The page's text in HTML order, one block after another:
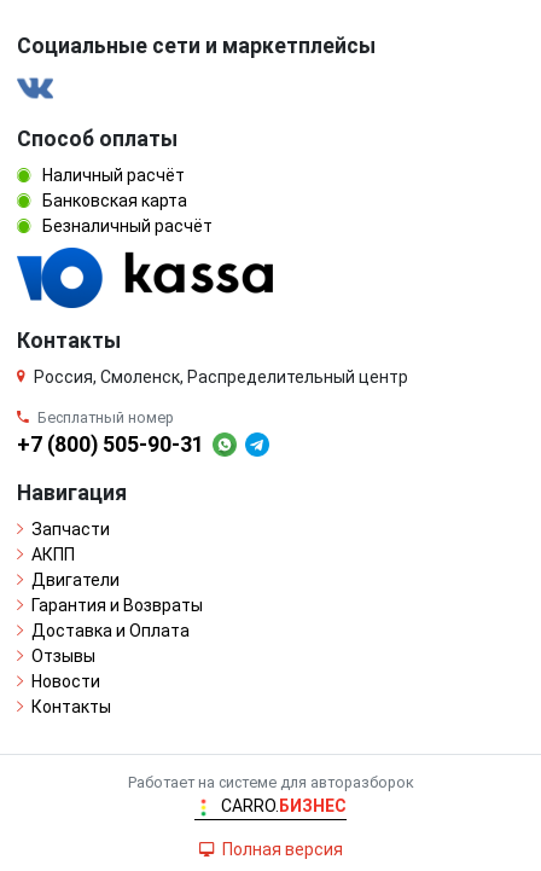
Социальные сети и маркетплейсы
Способ оплаты
Наличный расчёт
Банковская карта
Безналичный расчёт
Контакты
Россия, Смоленск, Распределительный центр
Бесплатный номер
+7 (800) 505-90-31
Навигация
Запчасти
АКПП
Двигатели
Гарантия и Возвраты
Доставка и Оплата
Отзывы
Новости
Контакты
Работает на системе для авторазборок
CARRO. БИЗНЕС
Полная версия